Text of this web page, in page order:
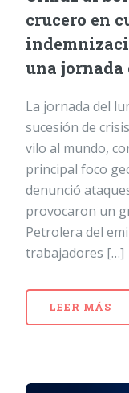
crucero en
una
La jornada del
sucesión de
vilo al mundo,
principal foco
denunció
provocaron un
Petrolera del
trabajadores […]
LEER MÁS